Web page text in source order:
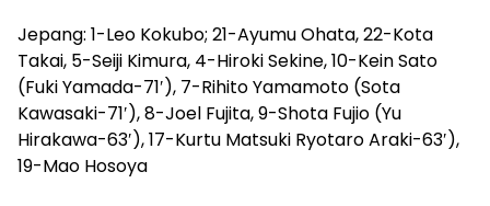
Jepang: 1-Leo Kokubo; 21-Ayumu Ohata, 22-Kota
Takai, 5-Seiji Kimura, 4-Hiroki Sekine, 10-Kein Sato
(Fuki Yamada-71′), 7-Rihito Yamamoto (Sota
Kawasaki-71′), 8-Joel Fujita, 9-Shota Fujio (Yu
Hirakawa-63′), 17-Kurtu Matsuki Ryotaro Araki-63′),
19-Mao Hosoya